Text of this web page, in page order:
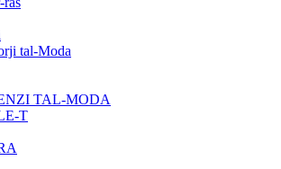
tal-Moda
TAL-MODA
T